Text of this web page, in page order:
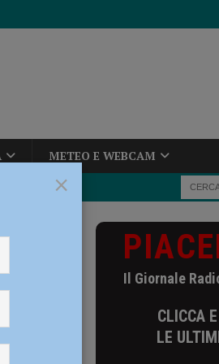
METEO E WEBCAM
mila
640
e
Il Giornale
CLICCA
LE
×